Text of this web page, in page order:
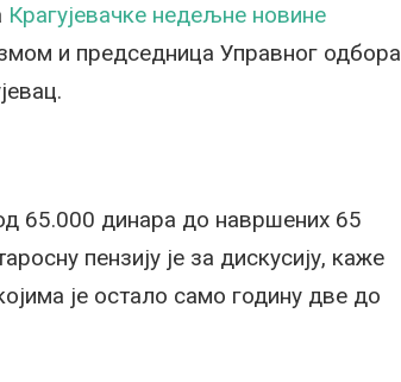
Крагујевачке недељне новине
и председница Управног одбора
65.000 динара до навршених 65
пензију је за дискусију, каже
је остало само годину две до